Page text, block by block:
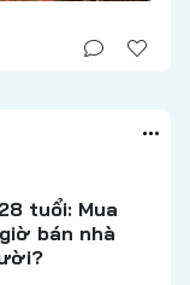
tuổi: Mua
bán nhà